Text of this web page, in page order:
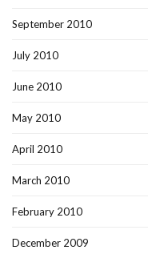
September 2010
July 2010
June 2010
May 2010
April 2010
March 2010
February 2010
December 2009